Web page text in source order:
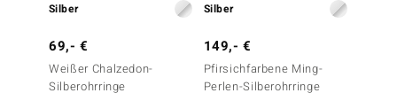
Silber
69,- €
Weißer Chalzedon-
Silberohrringe
Silber
149,- €
Pfirsichfarbene Ming-
Perlen-Silberohrringe